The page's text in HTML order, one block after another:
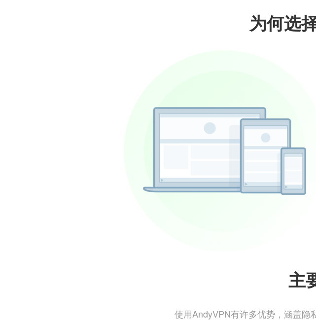
为何选
主
使用AndyVPN有许多优势，涵盖